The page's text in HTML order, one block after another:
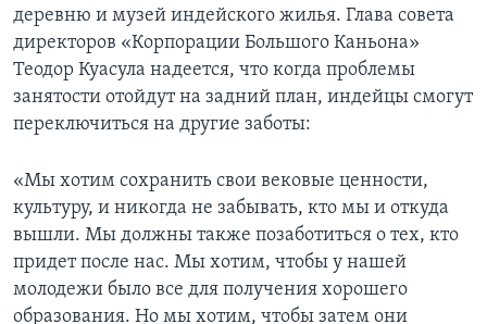
деревню и музей индейского жилья. Глава совета
директоров «Корпорации Большого Каньона»
Теодор Куасула надеется, что когда проблемы
занятости отойдут на задний план, индейцы смогут
переключиться на другие заботы:
«Мы хотим сохранить свои вековые ценности,
культуру, и никогда не забывать, кто мы и откуда
вышли. Мы должны также позаботиться о тех, кто
придет после нас. Мы хотим, чтобы у нашей
молодежи было все для получения хорошего
образования. Но мы хотим, чтобы затем они